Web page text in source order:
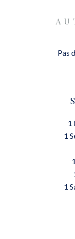
Pas
1
1
1